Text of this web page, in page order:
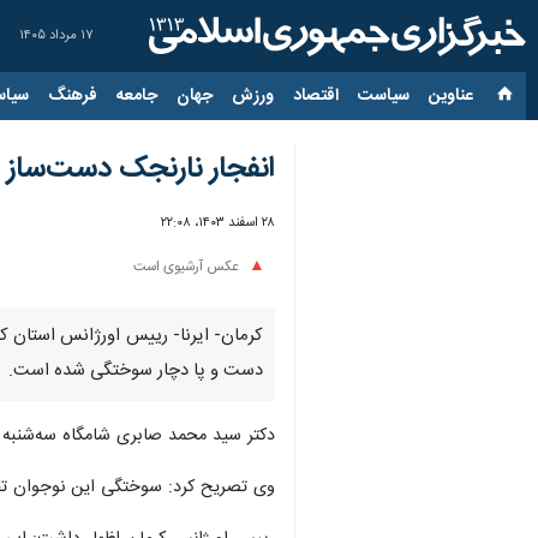
۱۷ مرداد ۱۴۰۵
عناوین‌ سیاست اقتصاد ورزش جهان جامعه فرهنگ
انفجار نارنجک
۲۸ اسفند ۱۴۰۳، ۲۲:۰۸